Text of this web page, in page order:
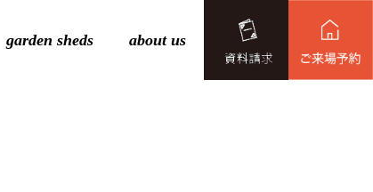
garden sheds about us